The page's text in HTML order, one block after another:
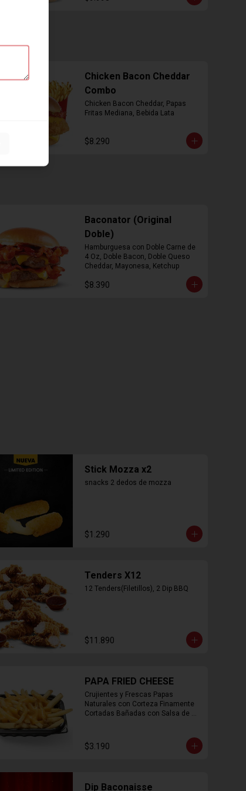
Chicken Bacon Cheddar
Combo
Chicken Bacon Cheddar, Papas
Fritas Mediana, Bebida Lata
$8.290
Baconator (Original
Doble)
Hamburguesa con Doble Carne de
4 Oz, Doble Bacon, Doble Queso
Cheddar, Mayonesa, Ketchup
$8.390
Stick Mozza x2
snacks 2 dedos de mozza
$1.290
Tenders X12
12 Tenders(Filetillos), 2 Dip BBQ
$11.890
PAPA FRIED CHEESE
Crujientes y Frescas Papas
Naturales con Corteza Finamente
Cortadas Bañadas con Salsa de
$3.190
Dip Baconaisse